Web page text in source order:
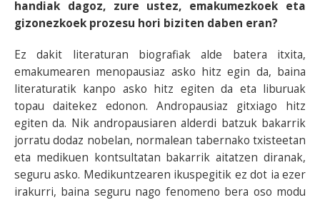
handiak dagoz, zure ustez, emakumezkoek eta
gizonezkoek prozesu hori biziten daben eran?
Ez dakit literaturan biografiak alde batera itxita,
emakumearen menopausiaz asko hitz egin da, baina
literaturatik kanpo asko hitz egiten da eta liburuak
topau daitekez edonon. Andropausiaz gitxiago hitz
egiten da. Nik andropausiaren alderdi batzuk bakarrik
jorratu dodaz nobelan, normalean tabernako txisteetan
eta medikuen kontsultatan bakarrik aitatzen diranak,
seguru asko. Medikuntzearen ikuspegitik ez dot ia ezer
irakurri, baina seguru nago fenomeno bera oso modu